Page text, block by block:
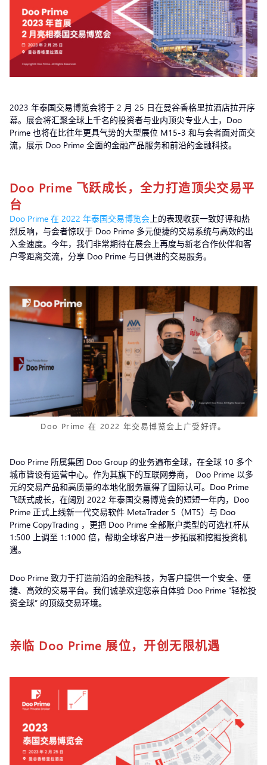
2023 年泰国交易博览会将于 2 月 25 日在曼谷香格里拉酒店拉开序
幕。展会将汇聚全球上千名的投资者与业内顶尖专业人士，Doo
Prime 也将在比往年更具气势的大型展位 M15-3 和与会者面对面交
流，展示 Doo Prime 全面的金融产品服务和前沿的金融科技。
Doo Prime 飞跃成长，全力打造顶尖交易平
台
Doo Prime 在 2022 年泰国交易博览会 上的表现收获一致好评和热
烈反响，与会者惊叹于 Doo Prime 多元便捷的交易系统与高效的出
入金速度。今年，我们非常期待在展会上再度与新老合作伙伴和客
户零距离交流，分享 Doo Prime 与日俱进的交易服务。
Doo Prime 在 2022 年交易博览会上广受好评。
Doo Prime 所属集团 Doo Group 的业务遍布全球，在全球 10 多个
城市皆设有运营中心。作为其旗下的互联网券商， Doo Prime 以多
元的交易产品和高质量的本地化服务赢得了国际认可。Doo Prime
飞跃式成长，在阔别 2022 年泰国交易博览会的短短一年内，Doo
Prime 正式上线新一代交易软件 MetaTrader 5（MT5）与 Doo
Prime CopyTrading ，更把 Doo Prime 全部账户类型的可选杠杆从
1:500 上调至 1:1000 倍，帮助全球客户进一步拓展和挖掘投资机
遇。
Doo Prime 致力于打造前沿的金融科技，为客户提供一个安全、便
捷、高效的交易平台。我们诚挚欢迎您亲自体验 Doo Prime “轻松投
资全球” 的顶级交易环境。
亲临 Doo Prime 展位，开创无限机遇